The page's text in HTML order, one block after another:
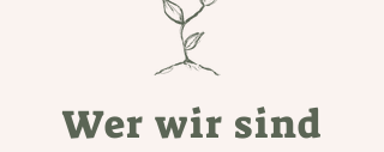
Wer wir sind